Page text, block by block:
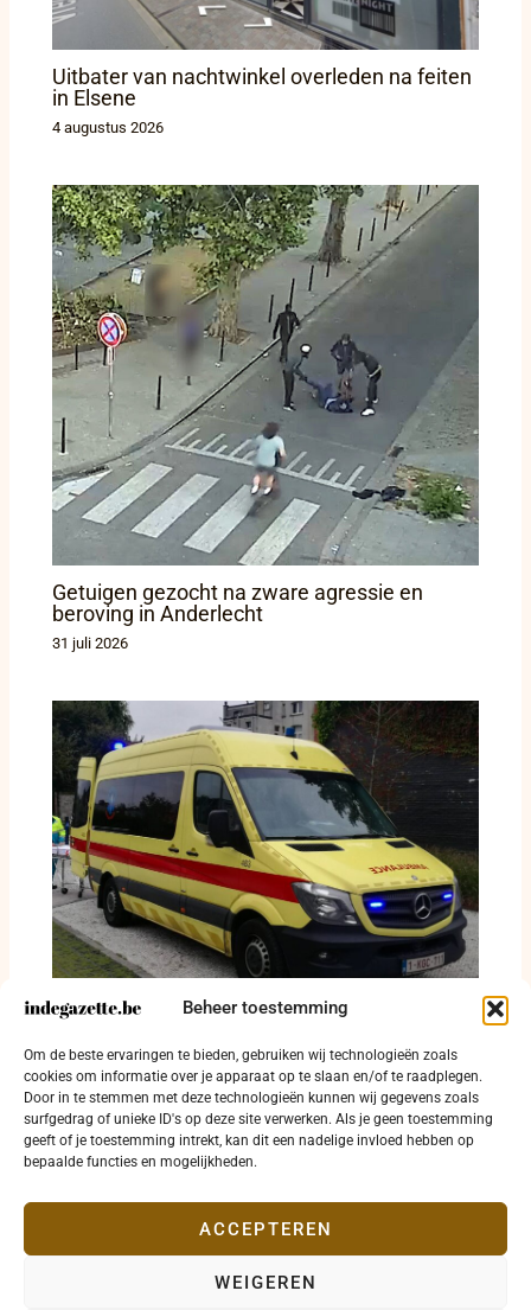
Beheer toestemming
Om de beste ervaringen te bieden, gebruiken wij technologieën zoals
cookies om informatie over je apparaat op te slaan en/of te raadplegen.
Door in te stemmen met deze technologieën kunnen wij gegevens zoals
surfgedrag of unieke ID's op deze site verwerken. Als je geen toestemming
geeft of je toestemming intrekt, kan dit een nadelige invloed hebben op
bepaalde functies en mogelijkheden.
ACCEPTEREN
WEIGEREN
Uitbater van nachtwinkel overleden na feiten
in Elsene
4 augustus 2026
Getuigen gezocht na zware agressie en
beroving in Anderlecht
31 juli 2026
Fietser van 20 levensgevaarlijk gewond na
aanrijding in Knokke-Heist
23 juli 2026